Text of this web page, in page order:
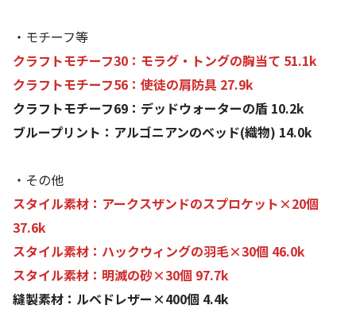
・モチーフ等
クラフトモチーフ30：モラグ・トングの胸当て 51.1k
クラフトモチーフ56：使徒の肩防具 27.9k
クラフトモチーフ69：デッドウォーターの盾 10.2k
ブループリント：アルゴニアンのベッド(織物) 14.0k
・その他
スタイル素材：アークスザンドのスプロケット×20個
37.6k
スタイル素材：ハックウィングの羽毛×30個 46.0k
スタイル素材：明滅の砂×30個 97.7k
縫製素材：ルベドレザー×400個 4.4k